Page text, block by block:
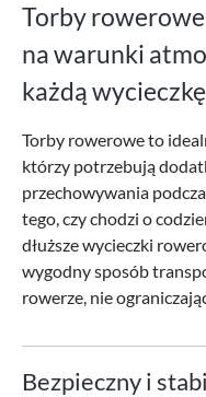
Torby
na warunki
każdą wycieczkę
Torby rowerowe to
którzy potrzebują
przechowywania
tego, czy chodzi o
dłuższe wycieczki
wygodny sposób
rowerze, nie
Bezpieczny i